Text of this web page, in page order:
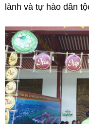
lành và tự hào dân